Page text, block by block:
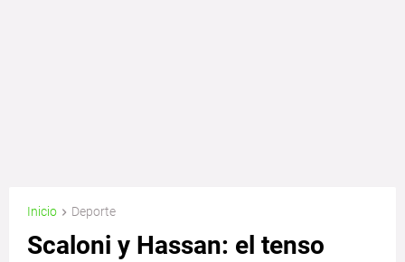
Inicio Deporte
Scaloni y Hassan: el tenso